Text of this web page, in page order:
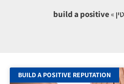
»
build a positive
BUILD A POSITIVE REPUTATION